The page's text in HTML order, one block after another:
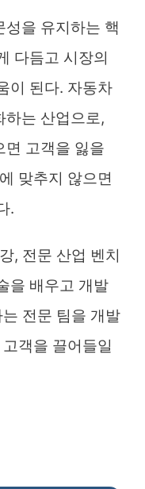
을 유지하는 핵
다듬고 시장의
이 된다. 자동차
하는 산업으로,
면 고객을 잃을
맞추지 않으면
.
, 전문 산업 벤치
을 배우고 개발
전문 팀을 개발
객을 끌어들일